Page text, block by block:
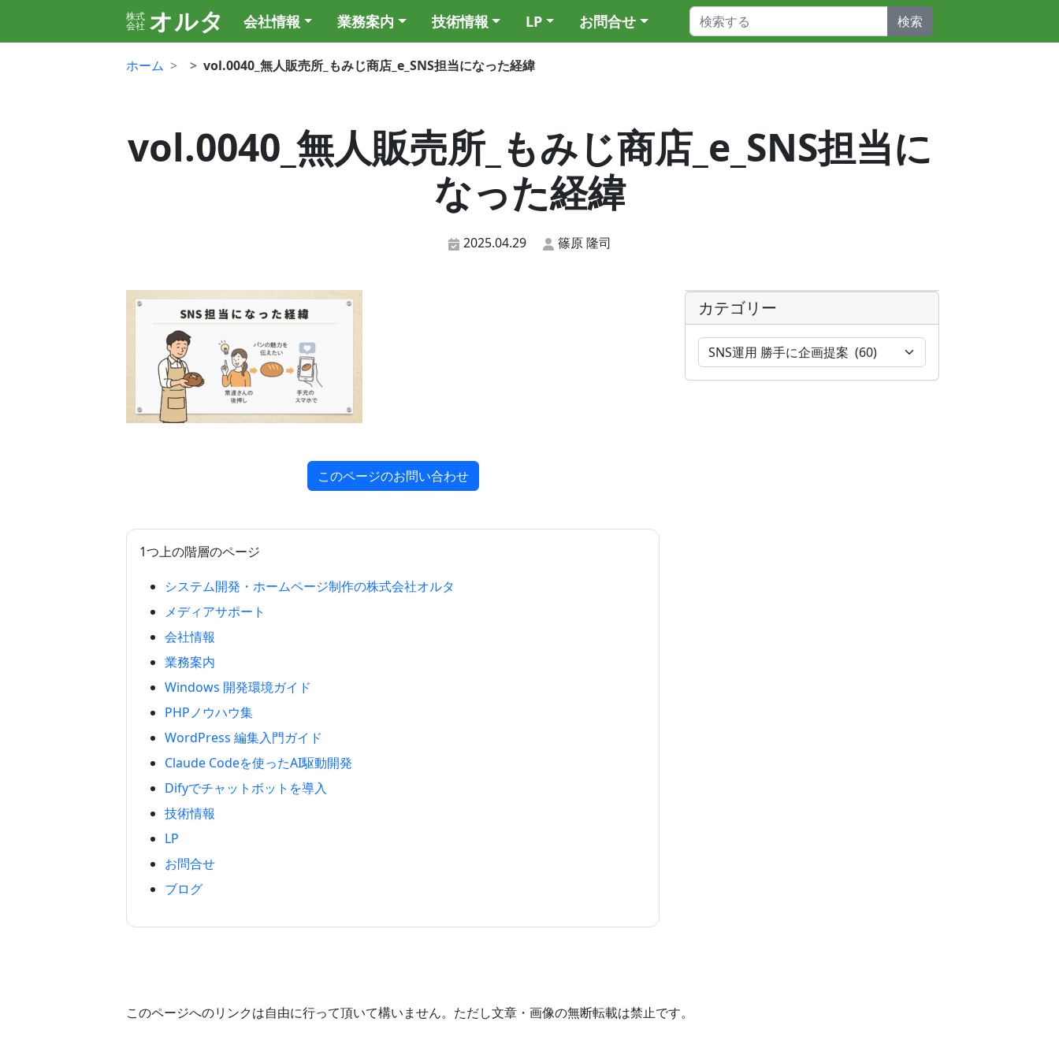
株式
会社 オルタ 会社情報 業務案内 技術情報 LP お問合せ 検索
ホーム vol.0040_無人販売所_もみじ商店_e_SNS担当になった経緯
vol.0040_無人販売所_もみじ商店_e_SNS担当に
なった経緯
2025.04.29 篠原 隆司
このページのお問い合わせ
1つ上の階層のページ
システム開発・ホームページ制作の株式会社オルタ
メディアサポート
会社情報
業務案内
Windows 開発環境ガイド
PHPノウハウ集
WordPress 編集入門ガイド
Claude Codeを使ったAI駆動開発
Difyでチャットボットを導入
技術情報
LP
お問合せ
ブログ
カテゴリー
このページへのリンクは自由に行って頂いて構いません。ただし文章・画像の無断転載は禁止です。